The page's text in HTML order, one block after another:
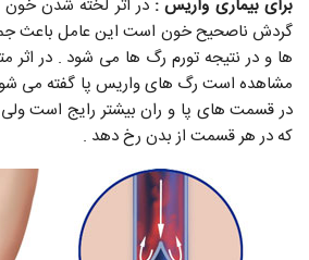
برای بیماری واریس :در اثر لخته شدن خون
گردش ناصحیح خون است این عامل باعث
ها و در نتیجه تورم رگ ها می شود . در اثر
مشاهده است رگ های واریس پا گفته می
در قسمت های پا و ران بیشتر رایج است ولی
که در هر قسمت از بدن رخ دهد .